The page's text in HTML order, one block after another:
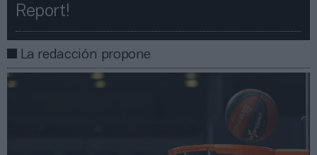
Report!​​
La redacción propone